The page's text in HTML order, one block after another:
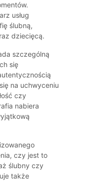
usług
ślubną,
dziecięcą.
szczególną
się
na uchwyceniu
czy
nabiera
czy jest to
ślubny czy
także